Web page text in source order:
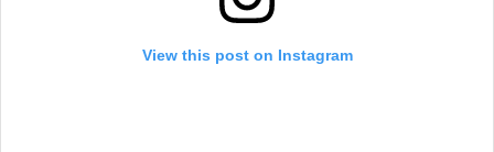
View this post on Instagram